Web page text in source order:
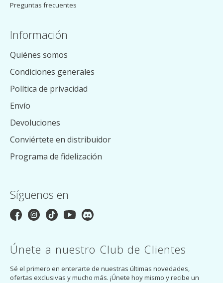
Preguntas frecuentes
Información
Quiénes somos
Condiciones generales
Política de privacidad
Envío
Devoluciones
Conviértete en distribuidor
Programa de fidelización
Síguenos en
Únete a nuestro Club de Clientes
Sé el primero en enterarte de nuestras últimas novedades,
ofertas exclusivas y mucho más. ¡Únete hoy mismo y recibe un